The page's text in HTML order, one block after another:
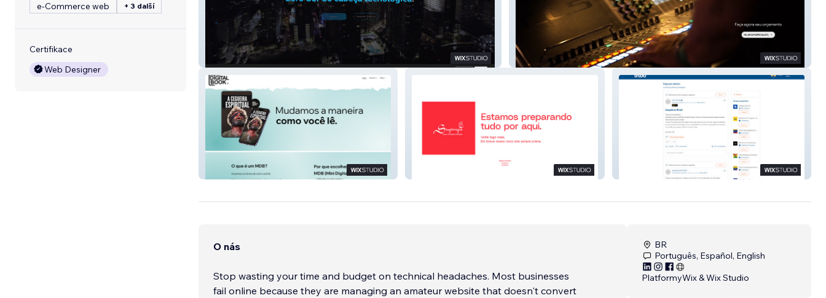
e‑Commerce web
+ 3 další
Certifikace
Web Designer
Léo Taveira FJ Eventos
Mini Digital Book
O nás
Stop wasting your time and budget on technical headaches. Most businesses
fail online because they are managing an amateur website that doesn't convert
BR
Português, Español, English
PlatformyWix & Wix Studio